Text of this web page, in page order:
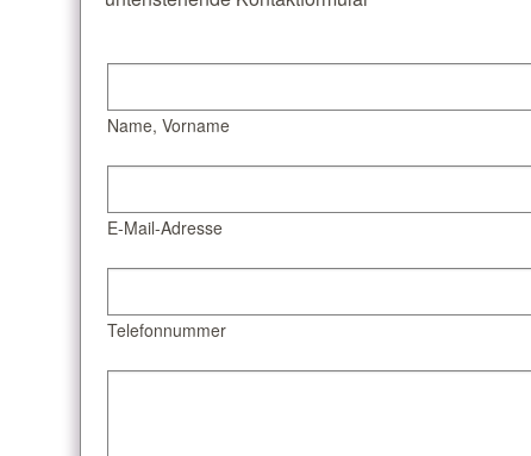
Name, Vorname
E-Mail-Adresse
Telefonnummer